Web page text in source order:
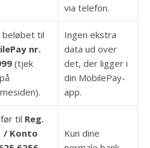
via telefon.
beløbet til
nr.
(tjek
Ingen ekstra
data ud over
det, der ligger i
din MobilePay-
app.
til Reg.
/ Konto
Kun dine